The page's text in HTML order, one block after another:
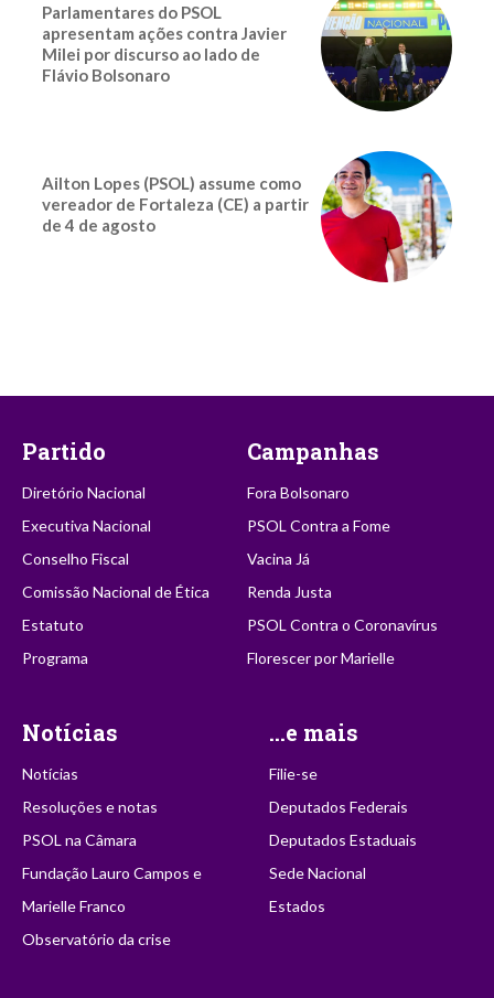
Parlamentares do PSOL
apresentam ações contra Javier
Milei por discurso ao lado de
Flávio Bolsonaro
Ailton Lopes (PSOL) assume como
vereador de Fortaleza (CE) a partir
de 4 de agosto
Partido
Diretório Nacional
Executiva Nacional
Conselho Fiscal
Comissão Nacional de Ética
Estatuto
Programa
Campanhas
Fora Bolsonaro
PSOL Contra a Fome
Vacina Já
Renda Justa
PSOL Contra o Coronavírus
Florescer por Marielle
Notícias
Notícias
Resoluções e notas
PSOL na Câmara
Fundação Lauro Campos e
Marielle Franco
Observatório da crise
...e mais
Filie-se
Deputados Federais
Deputados Estaduais
Sede Nacional
Estados